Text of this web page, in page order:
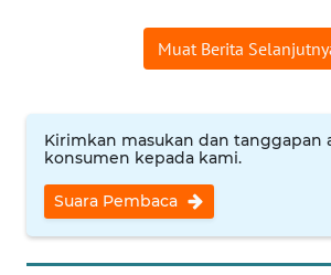
Muat Berita
Kirimkan masukan dan tanggapan
konsumen kepada kami.
Suara Pembaca
WN
KALBAR
WN